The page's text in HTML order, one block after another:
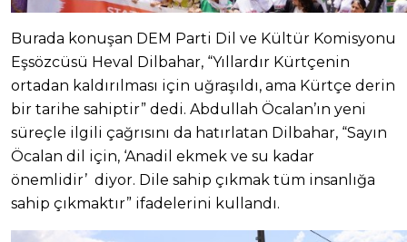
Burada konuşan DEM Parti Dil ve Kültür Komisyonu
Eşsözcüsü Heval Dilbahar, “Yıllardır Kürtçenin
ortadan kaldırılması için uğraşıldı, ama Kürtçe derin
bir tarihe sahiptir” dedi. Abdullah Öcalan’ın yeni
süreçle ilgili çağrısını da hatırlatan Dilbahar, “Sayın
Öcalan dil için, ‘Anadil ekmek ve su kadar
önemlidir’ diyor. Dile sahip çıkmak tüm insanlığa
sahip çıkmaktır” ifadelerini kullandı.